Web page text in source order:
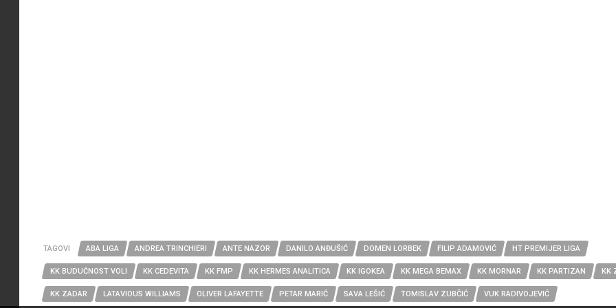
TAGOVI ABA LIGA ANDREA TRINCHIERI ANTE NAZOR DANILO ANĐUŠIĆ DOMEN LORBEK FILIP ADAMOVIĆ HT PREMIJER LIGA
KK BUDUĆNOST VOLI KK CEDEVITA KK FMP KK HERMES ANALITICA KK IGOKEA KK MEGA BEMAX KK MORNAR KK PARTIZAN KK
KK ZADAR LATAVIOUS WILLIAMS OLIVER LAFAYETTE PETAR MARIĆ SAVA LEŠIĆ TOMISLAV ZUBČIĆ VUK RADIVOJEVIĆ